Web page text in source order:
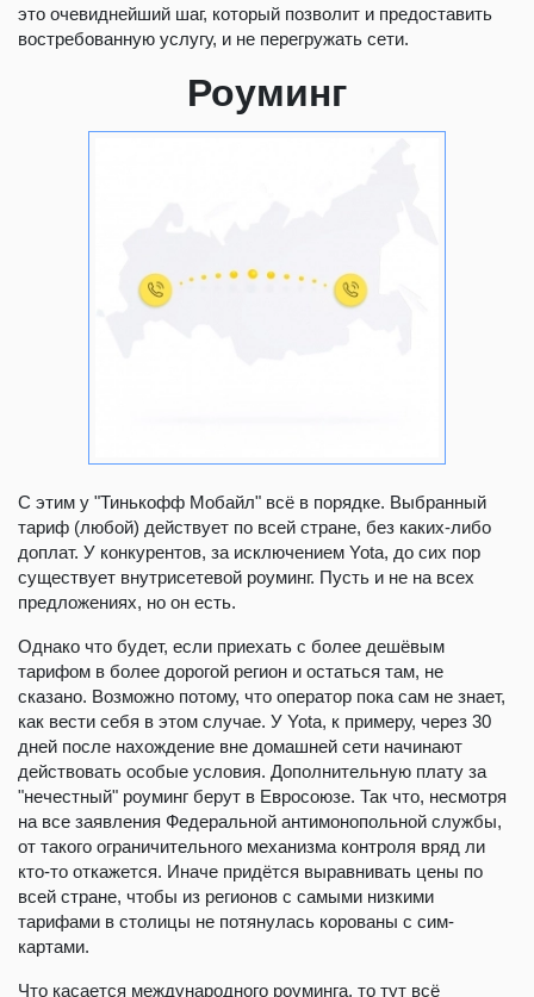
это очевиднейший шаг, который позволит и предоставить
востребованную услугу, и не перегружать сети.
Роуминг
С этим у "Тинькофф Мобайл" всё в порядке. Выбранный
тариф (любой) действует по всей стране, без каких-либо
доплат. У конкурентов, за исключением Yota, до сих пор
существует внутрисетевой роуминг. Пусть и не на всех
предложениях, но он есть.
Однако что будет, если приехать с более дешёвым
тарифом в более дорогой регион и остаться там, не
сказано. Возможно потому, что оператор пока сам не знает,
как вести себя в этом случае. У Yota, к примеру, через 30
дней после нахождение вне домашней сети начинают
действовать особые условия. Дополнительную плату за
"нечестный" роуминг берут в Евросоюзе. Так что, несмотря
на все заявления Федеральной антимонопольной службы,
от такого ограничительного механизма контроля вряд ли
кто-то откажется. Иначе придётся выравнивать цены по
всей стране, чтобы из регионов с самыми низкими
тарифами в столицы не потянулась корованы с сим-
картами.
Что касается международного роуминга, то тут всё